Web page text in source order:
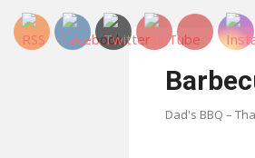
Skip
Dad's BBQ –